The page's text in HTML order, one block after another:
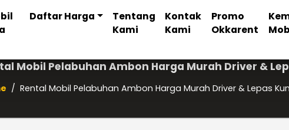
Daftar Harga
Tentang
Kami
Kontak
Kami
Promo
Okkarent
Mobil Pelabuhan Ambon Harga Murah Driver &
/ Rental Mobil Pelabuhan Ambon Harga Murah Driver & Lepas